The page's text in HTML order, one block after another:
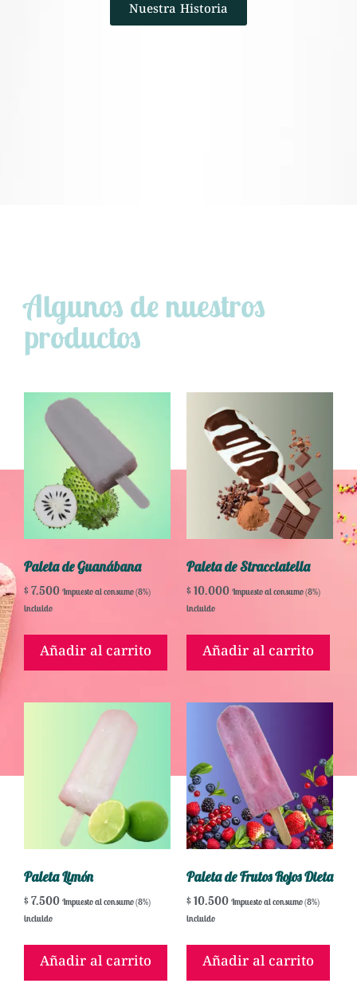
Nuestra Historia
Algunos de nuestros
productos
Paleta de Guanábana
$7.500 Impuesto al consumo (8%)
incluido
Añadir al carrito
Paleta de Stracciatella
$10.000 Impuesto al consumo (8%)
incluido
Añadir al carrito
Paleta Limón
$7.500 Impuesto al consumo (8%)
incluido
Añadir al carrito
Paleta de Frutos Rojos Dieta
$10.500 Impuesto al consumo (8%)
incluido
Añadir al carrito